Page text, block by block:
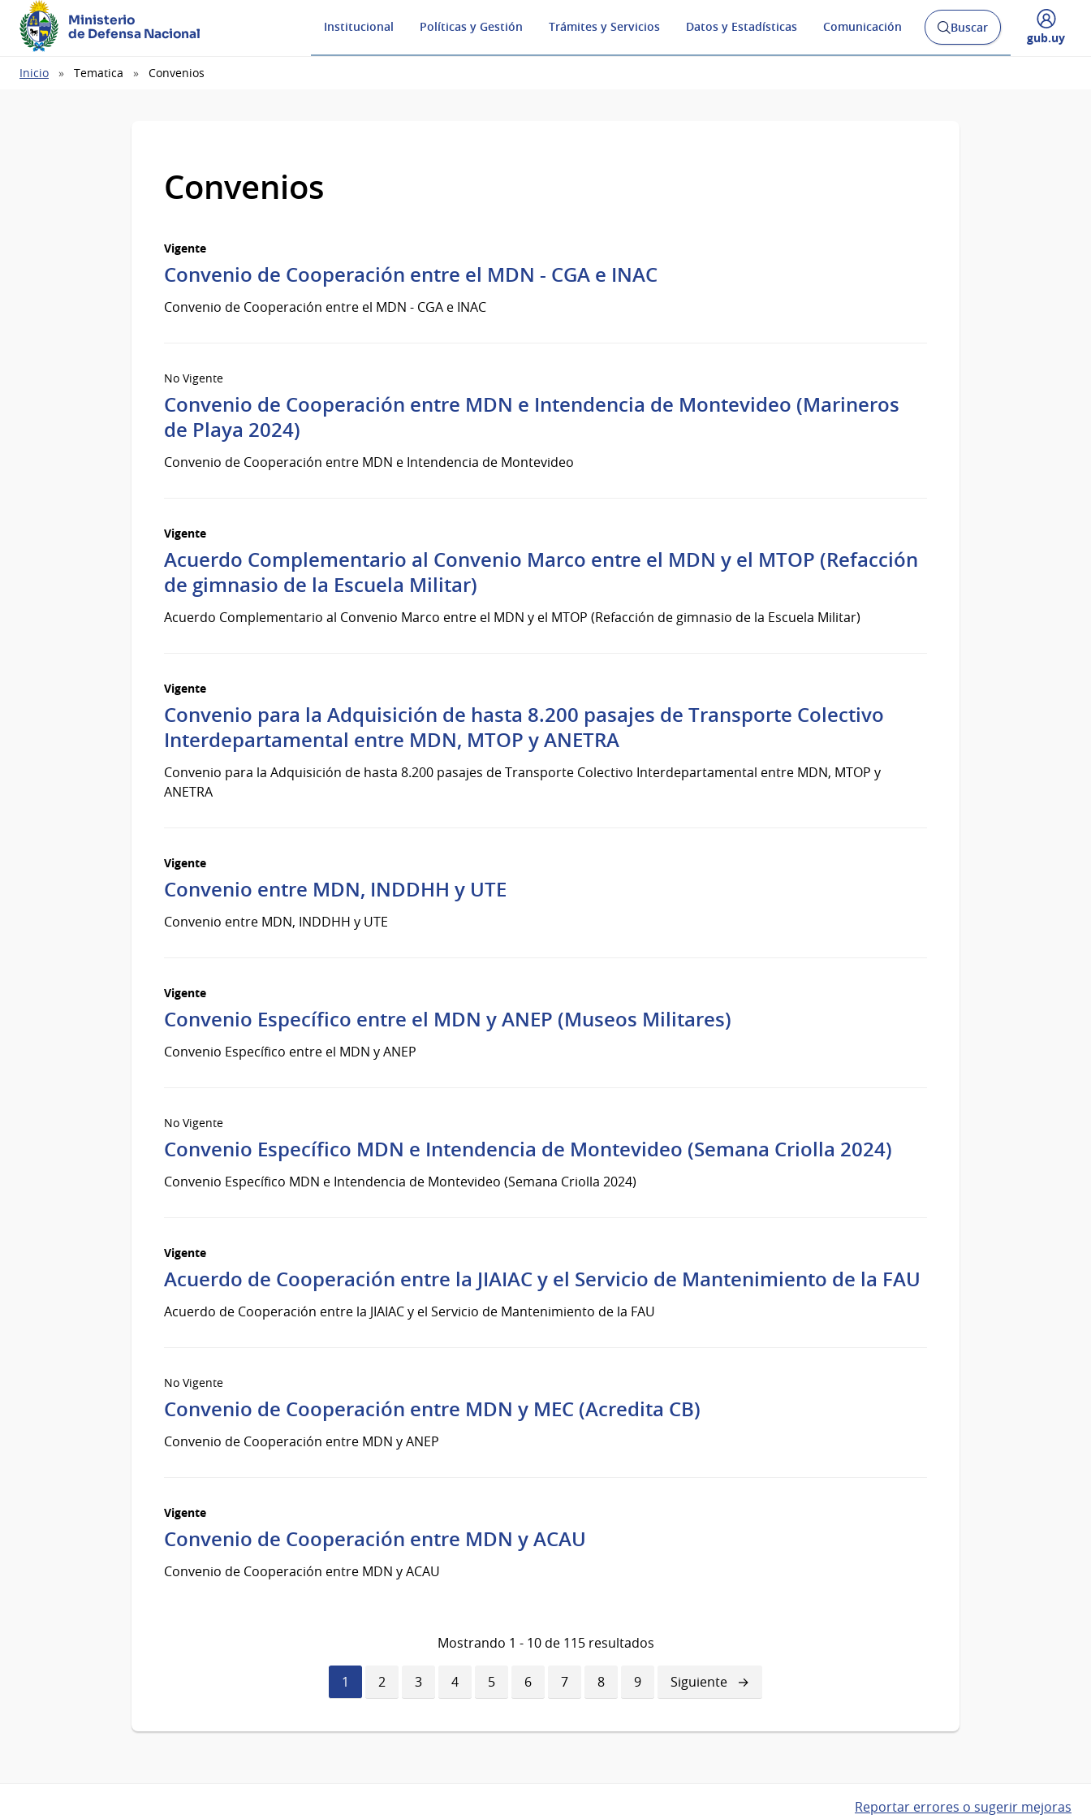
Ministerio
de Defensa Nacional
Institucional Políticas y Gestión Trámites y Servicios Datos y Estadísticas Comunicación
Abrir
buscador
Buscar
Desplegar
gub.uy
Ruta
Inicio Tematica Convenios
Convenios
Vigente
Convenio de Cooperación entre el MDN - CGA e INAC
Convenio de Cooperación entre el MDN - CGA e INAC
No Vigente
Convenio de Cooperación entre MDN e Intendencia de Montevideo (Marineros
de Playa 2024)
Convenio de Cooperación entre MDN e Intendencia de Montevideo
Vigente
Acuerdo Complementario al Convenio Marco entre el MDN y el MTOP (Refacción
de gimnasio de la Escuela Militar)
Acuerdo Complementario al Convenio Marco entre el MDN y el MTOP (Refacción de gimnasio de la Escuela Militar)
Vigente
Convenio para la Adquisición de hasta 8.200 pasajes de Transporte Colectivo
Interdepartamental entre MDN, MTOP y ANETRA
Convenio para la Adquisición de hasta 8.200 pasajes de Transporte Colectivo Interdepartamental entre MDN, MTOP y
ANETRA
Vigente
Convenio entre MDN, INDDHH y UTE
Convenio entre MDN, INDDHH y UTE
Vigente
Convenio Específico entre el MDN y ANEP (Museos Militares)
Convenio Específico entre el MDN y ANEP
No Vigente
Convenio Específico MDN e Intendencia de Montevideo (Semana Criolla 2024)
Convenio Específico MDN e Intendencia de Montevideo (Semana Criolla 2024)
Vigente
Acuerdo de Cooperación entre la JIAIAC y el Servicio de Mantenimiento de la FAU
Acuerdo de Cooperación entre la JIAIAC y el Servicio de Mantenimiento de la FAU
No Vigente
Convenio de Cooperación entre MDN y MEC (Acredita CB)
Convenio de Cooperación entre MDN y ANEP
Vigente
Convenio de Cooperación entre MDN y ACAU
Convenio de Cooperación entre MDN y ACAU
Mostrando 1 - 10 de 115 resultados
Página
actual
1 Página
2 Página
3 Página
4 Página
5 Página
6 Página
7 Página
8 Página
9
Siguiente
página
Siguiente
Reportar errores o sugerir mejoras